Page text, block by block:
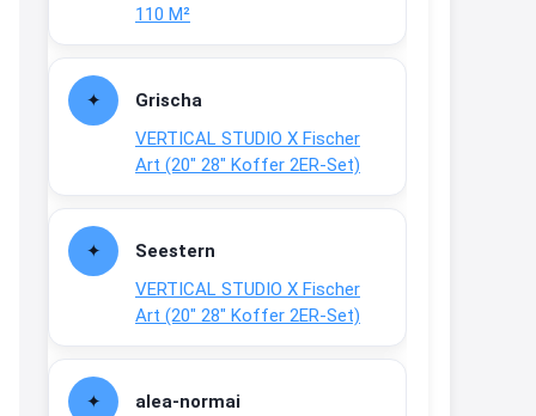
110 M²
Grischa
VERTICAL STUDIO X Fischer
Art (20″ 28″ Koffer 2ER-Set)
Seestern
VERTICAL STUDIO X Fischer
Art (20″ 28″ Koffer 2ER-Set)
alea-normai
13:44
dich zu sehen, alles gut?
15:01
An 01.08. / Sensodyne Rabatt 3€
/ max. 15.000www.erlebe-